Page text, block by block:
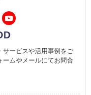
サービスや活用事例をご
ームやメールにてお問合